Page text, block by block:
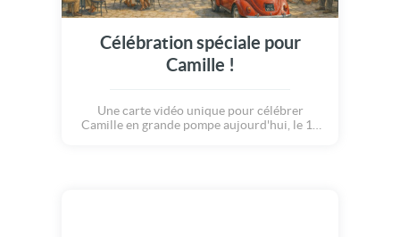
Célébration spéciale pour
Camille !
Une carte vidéo unique pour célébrer
Camille en grande pompe aujourd'hui, le 14